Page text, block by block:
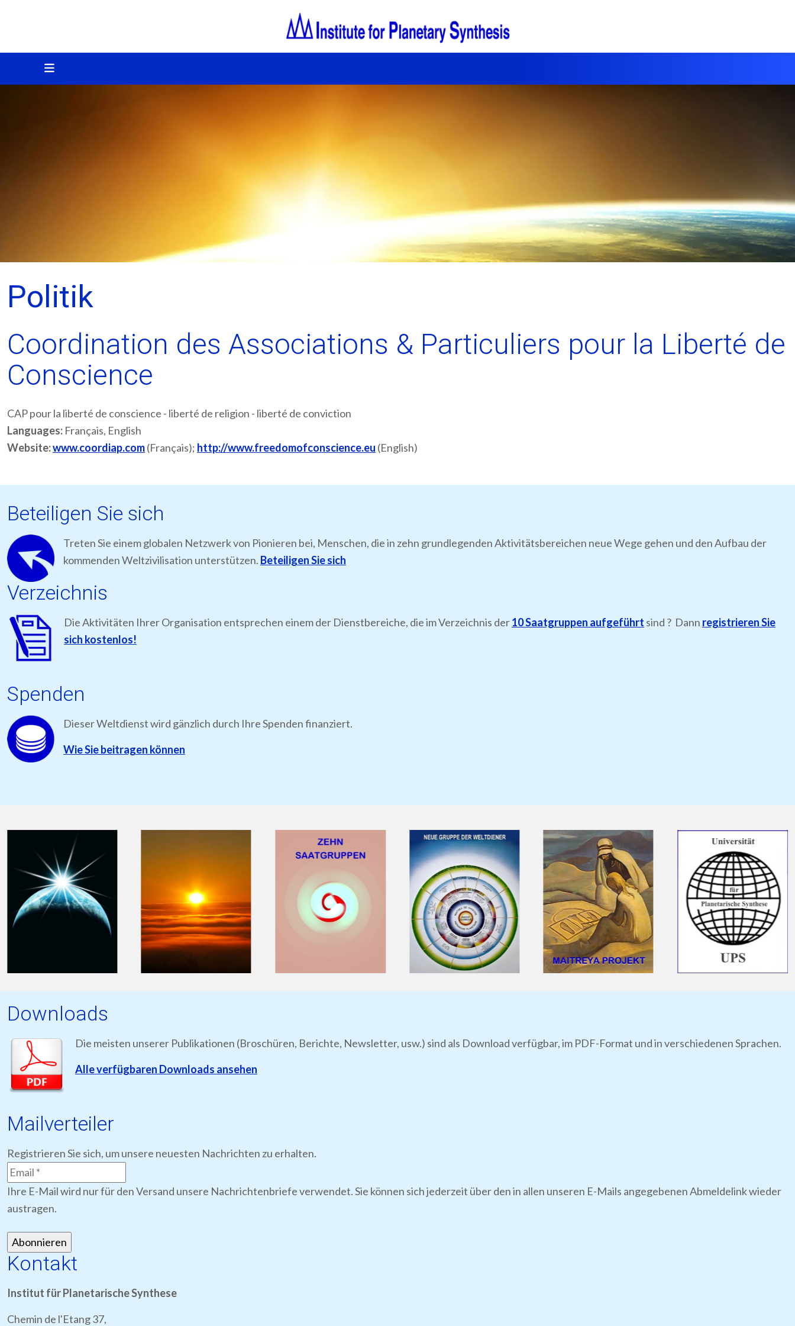
Politik
Coordination des Associations & Particuliers pour la Liberté de
Conscience
CAP pour la liberté de conscience - liberté de religion - liberté de conviction
Languages: Français, English
Website:www.coordiap.com(Français); http://www.freedomofconscience.eu (English)
Beteiligen Sie sich
Treten Sie einem globalen Netzwerk von Pionieren bei, Menschen, die in zehn grundlegenden Aktivitätsbereichen neue Wege gehen und den Aufbau der
kommenden Weltzivilisation unterstützen. Beteiligen Sie sich
Verzeichnis
Die Aktivitäten Ihrer Organisation entsprechen einem der Dienstbereiche, die im Verzeichnis der10 Saatgruppen aufgeführt sind ? Dann registrieren Sie
sich kostenlos!
Spenden
Dieser Weltdienst wird gänzlich durch Ihre Spenden finanziert.
Wie Sie beitragen können
Downloads
Die meisten unserer Publikationen (Broschüren, Berichte, Newsletter, usw.) sind als Download verfügbar, im PDF-Format und in verschiedenen Sprachen.
Alle verfügbaren Downloads ansehen
Mailverteiler
Registrieren Sie sich, um unsere neuesten Nachrichten zu erhalten.
Ihre E-Mail wird nur für den Versand unsere Nachrichtenbriefe verwendet. Sie können sich jederzeit über den in allen unseren E-Mails angegebenen Abmeldelink wieder
austragen.
Kontakt
Institut für Planetarische Synthese
Chemin de l'Etang 37,